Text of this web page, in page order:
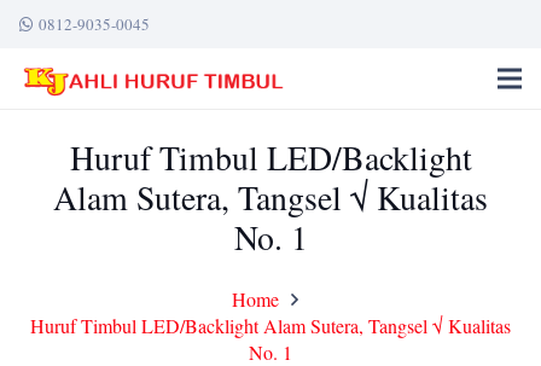
0812-9035-0045
Huruf Timbul LED/Backlight
Alam Sutera, Tangsel √ Kualitas
No. 1
Home
Huruf Timbul LED/Backlight Alam Sutera, Tangsel √ Kualitas
No. 1